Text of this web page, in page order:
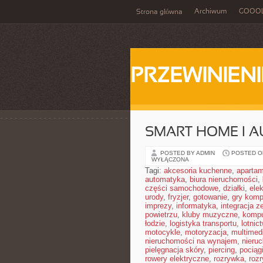
Strona główna Archiwum
SMART HOME I
POSTED BY ADMIN POSTED
WYŁĄCZONA
Tagi: akcesoria kuchenne,
automatyka, biura nieruchomości,
części samochodowe, działki,
urody, fryzjer, gotowanie, gry
imprezy, informatyka, integracja
powietrzu, kluby muzyczne,
łodzie, logistyka transportu,
motocykle, motoryzacja,
nieruchomości na wynajem,
pielęgnacja skóry, piercing, pociągi
rowery elektryczne, rozrywka,